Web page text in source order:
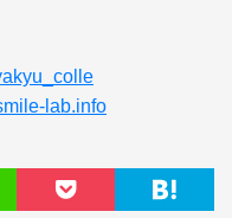
lab.info